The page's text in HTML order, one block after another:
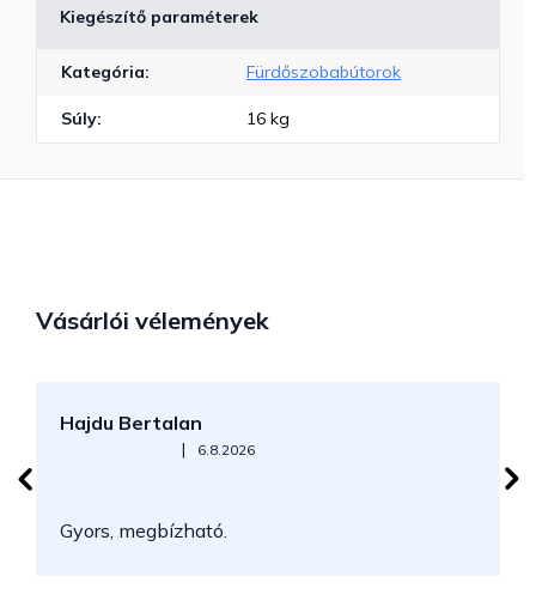
Kiegészítő paraméterek
Kategória: Fürdőszobabútorok
Súly: 16 kg
Vásárlói vélemények
Hajdu Bertalan
Az áruház értékelése 5-ből 5 csillag.
| 6.8.2026
Gyors, megbízható.